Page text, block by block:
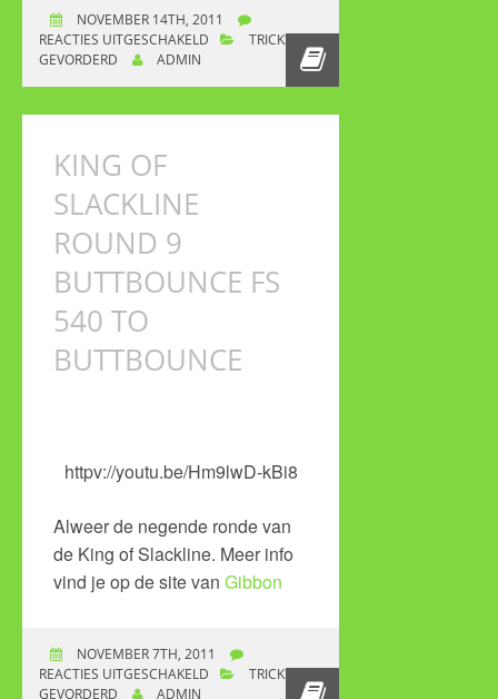
NOVEMBER 14TH, 2011
REACTIES UITGESCHAKELD VOOR KING OF
SLACKLINE ROUND
BUTTBOUNCE
TRICKS
GEVORDERD
ADMIN
KING OF
SLACKLINE
ROUND 9
BUTTBOUNCE FS
540 TO
BUTTBOUNCE
httpv://youtu.be/Hm9lwD-kBi8
Alweer de negende ronde van
de King of Slackline. Meer info
vind je op de site van Gibbon
NOVEMBER 7TH, 2011
REACTIES UITGESCHAKELD VOOR KING OF
SLACKLINE ROUND 9
TRICKS
GEVORDERD
ADMIN